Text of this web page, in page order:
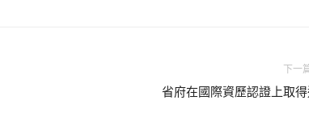
下一
省府在國際資歷認證上取